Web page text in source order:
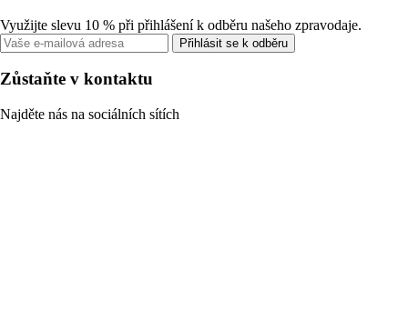
Využijte slevu 10 % při přihlášení k odběru našeho zpravodaje.
Přihlásit se k odběru
Zůstaňte v kontaktu
Najděte nás na sociálních sítích